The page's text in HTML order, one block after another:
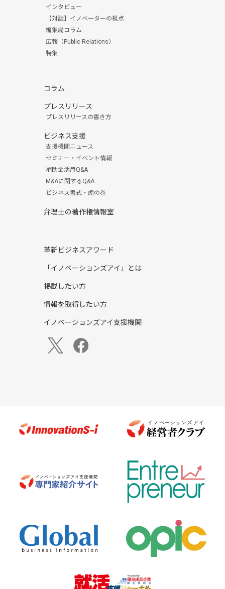
インタビュー
【対談】イノベーターの視点
編集局コラム
広報（Public Relations）
特集
コラム
プレスリリース
プレスリリースの書き方
ビジネス支援
支援機関ニュース
セミナー・イベント情報
補助金活用Q&A
M&Aに関するQ&A
ビジネス書式・虎の巻
弁理士の著作権情報室
革新ビジネスアワード
「イノベーションズアイ」とは
掲載したい方
情報を取得したい方
イノベーションズアイ支援機関